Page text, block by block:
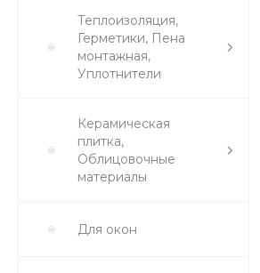
Теплоизоляция,
Герметики, Пена
монтажная,
Уплотнители
Керамическая
плитка,
Облицовочные
материалы
Для окон